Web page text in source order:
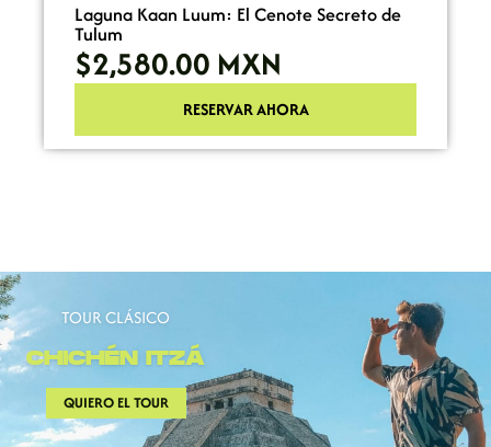
Laguna Kaan Luum: El Cenote Secreto de
Tulum
$2,580.00 MXN
RESERVAR AHORA
TOUR CLÁSICO
CHICHÉN ITZÁ
QUIERO EL TOUR